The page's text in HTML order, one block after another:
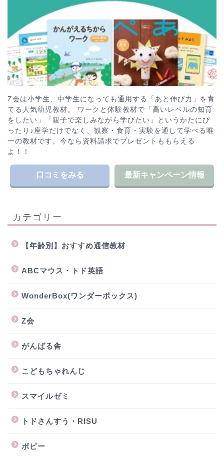
Z会は小学生、中学生になっても通用する「あと伸び力」を育
てる人気幼児教材。 ワークと体験教材で「高いレベルの知育
をしたい」「親子で楽しみながら学びたい」というかたにぴ
ったり♪座学だけでなく、観察・食育・実験を通して学べる唯
一の教材です。今なら資料請求でプレゼントももらえる
よ！！
口コミをみる 最新キャンペーン情報
カテゴリー
【年齢別】おすすめ通信教材
ABCマウス・トド英語
WonderBox(ワンダーボックス)
Z会
がんばる舎
こどもちゃれんじ
スマイルゼミ
トドさんすう・RISU
ポピー